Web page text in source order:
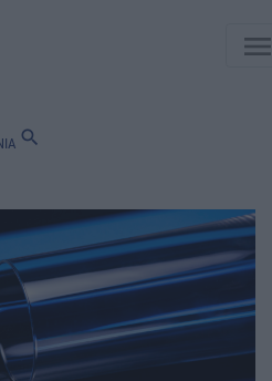
search